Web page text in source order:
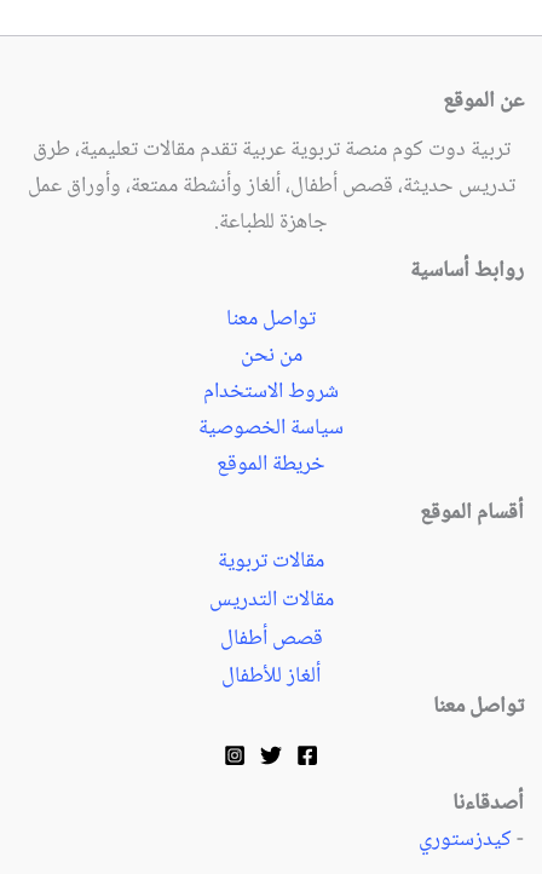
عن الموقع
تربية دوت كوم منصة تربوية عربية تقدم مقالات تعليمية، طرق
تدريس حديثة، قصص أطفال، ألغاز وأنشطة ممتعة، وأوراق عمل
جاهزة للطباعة.
روابط أساسية
تواصل معنا
من نحن
شروط الاستخدام
سياسة الخصوصية
خريطة الموقع
أقسام الموقع
مقالات تربوية
مقالات التدريس
قصص أطفال
ألغاز للأطفال
تواصل معنا
أصدقاءنا
-كيدزستوري